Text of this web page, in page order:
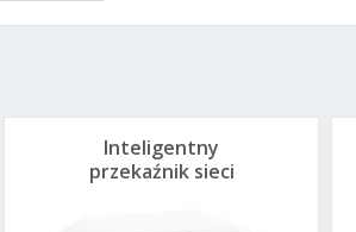
Inteligentny
przekaźnik sieci